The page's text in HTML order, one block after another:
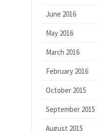
June 2016
May 2016
March 2016
February 2016
October 2015
September 2015
August 2015